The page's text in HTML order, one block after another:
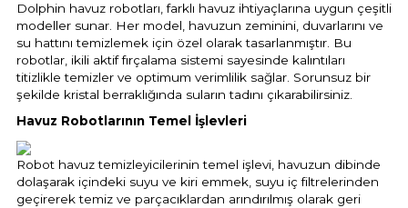
İyon Bağlayıcı
Gemaş Havuz
Wtr Havuz
Sıvı Klor Sodyum Hipoklorit
Sıvı Ph- Düşürücü
Wtr Havuz Kimyasalları Setleri
Mspa Jakuzi
Su Sporları Dünyası
Havuz Isıtma
Dolphin havuz robotları, farklı havuz ihtiyaçlarına uygun çeşitli
modeller sunar. Her model, havuzun zeminini, duvarlarını ve
su hattını temizlemek için özel olarak tasarlanmıştır. Bu
robotlar, ikili aktif fırçalama sistemi sayesinde kalıntıları
titizlikle temizler ve optimum verimlilik sağlar. Sorunsuz bir
şekilde kristal berraklığında suların tadını çıkarabilirsiniz.
Havuz Robotlarının Temel İşlevleri
Robot havuz temizleyicilerinin temel işlevi, havuzun dibinde
dolaşarak içindeki suyu ve kiri emmek, suyu iç filtrelerinden
geçirerek temiz ve parçacıklardan arındırılmış olarak geri